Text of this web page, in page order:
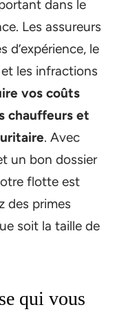
dans le
Les assureurs
d’expérience, le
les infractions
vos coûts
chauffeurs et
. Avec
un bon dossier
flotte est
des primes
soit la taille de
qui vous